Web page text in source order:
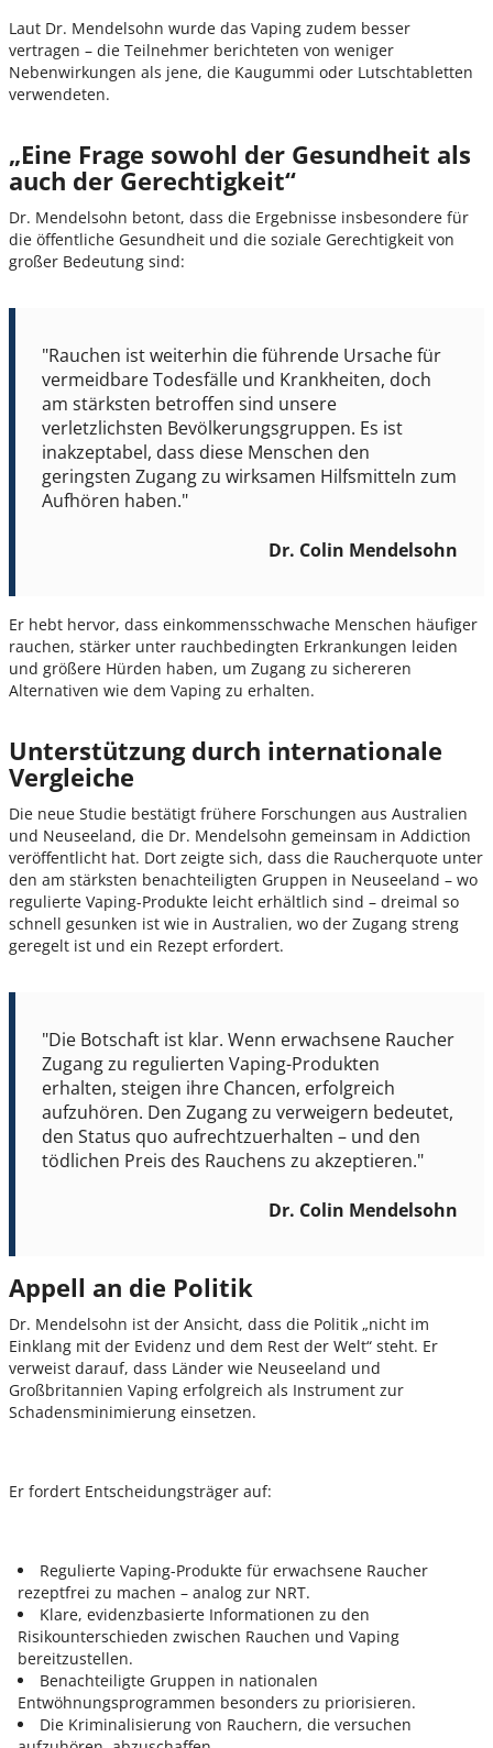
Laut Dr. Mendelsohn wurde das Vaping zudem besser
vertragen – die Teilnehmer berichteten von weniger
Nebenwirkungen als jene, die Kaugummi oder Lutschtabletten
verwendeten.
„Eine Frage sowohl der Gesundheit als
auch der Gerechtigkeit“
Dr. Mendelsohn betont, dass die Ergebnisse insbesondere für
die öffentliche Gesundheit und die soziale Gerechtigkeit von
großer Bedeutung sind:
"Rauchen ist weiterhin die führende Ursache für
vermeidbare Todesfälle und Krankheiten, doch
am stärksten betroffen sind unsere
verletzlichsten Bevölkerungsgruppen. Es ist
inakzeptabel, dass diese Menschen den
geringsten Zugang zu wirksamen Hilfsmitteln zum
Aufhören haben."
Dr. Colin Mendelsohn
Er hebt hervor, dass einkommensschwache Menschen häufiger
rauchen, stärker unter rauchbedingten Erkrankungen leiden
und größere Hürden haben, um Zugang zu sichereren
Alternativen wie dem Vaping zu erhalten.
Unterstützung durch internationale
Vergleiche
Die neue Studie bestätigt frühere Forschungen aus Australien
und Neuseeland, die Dr. Mendelsohn gemeinsam in Addiction
veröffentlicht hat. Dort zeigte sich, dass die Raucherquote unter
den am stärksten benachteiligten Gruppen in Neuseeland – wo
regulierte Vaping-Produkte leicht erhältlich sind – dreimal so
schnell gesunken ist wie in Australien, wo der Zugang streng
geregelt ist und ein Rezept erfordert.
"Die Botschaft ist klar. Wenn erwachsene Raucher
Zugang zu regulierten Vaping-Produkten
erhalten, steigen ihre Chancen, erfolgreich
aufzuhören. Den Zugang zu verweigern bedeutet,
den Status quo aufrechtzuerhalten – und den
tödlichen Preis des Rauchens zu akzeptieren."
Dr. Colin Mendelsohn
Appell an die Politik
Dr. Mendelsohn ist der Ansicht, dass die Politik „nicht im
Einklang mit der Evidenz und dem Rest der Welt“ steht. Er
verweist darauf, dass Länder wie Neuseeland und
Großbritannien Vaping erfolgreich als Instrument zur
Schadensminimierung einsetzen.
Er fordert Entscheidungsträger auf:
Regulierte Vaping-Produkte für erwachsene Raucher
rezeptfrei zu machen – analog zur NRT.
Klare, evidenzbasierte Informationen zu den
Risikounterschieden zwischen Rauchen und Vaping
bereitzustellen.
Benachteiligte Gruppen in nationalen
Entwöhnungsprogrammen besonders zu priorisieren.
Die Kriminalisierung von Rauchern, die versuchen